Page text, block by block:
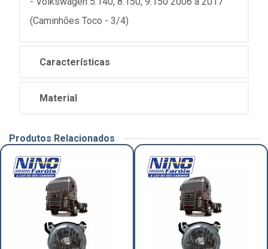
(Caminhões Toco - 3/4)
Características
Material
Produtos Relacionados